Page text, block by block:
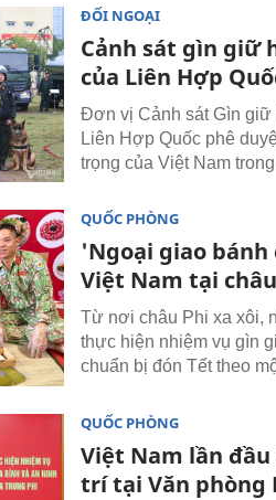
ĐỐI NGOẠI
Cảnh sát gìn giữ
của Liên Hợp
Đơn vị Cảnh sát Gìn giữ
Liên Hợp Quốc phê
trọng của Việt Nam
QUỐC PHÒNG
'Ngoại giao
Việt Nam tại
Từ nơi châu Phi xa xôi,
thực hiện nhiệm vụ gìn
chuẩn bị đón Tết theo
QUỐC PHÒNG
Việt Nam lần
trí tại Văn phòng